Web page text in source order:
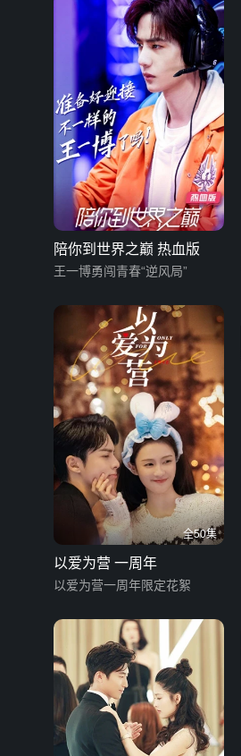
陪你到世界之巅 热血版
王一博勇闯青春“逆风局”
全50集
以爱为营 一周年
以爱为营一周年限定花絮